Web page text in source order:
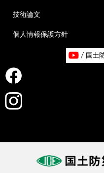
技術論文
個人情報保護方針